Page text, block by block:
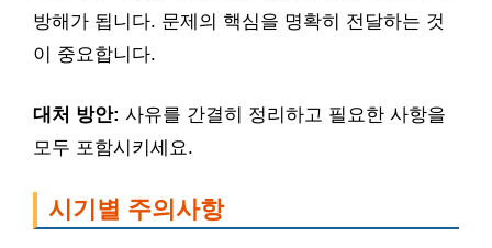
방해가 됩니다. 문제의 핵심을 명확히 전달하는 것
이 중요합니다.
대처 방안: 사유를 간결히 정리하고 필요한 사항을
모두 포함시키세요.
시기별 주의사항